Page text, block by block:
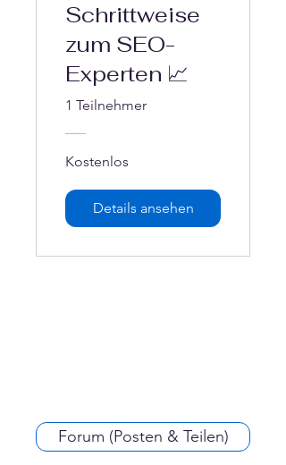
Schrittweise
zum SEO-
Experten 📈
1 Teilnehmer
Kostenlos
Details ansehen
Forum (Posten & Teilen)